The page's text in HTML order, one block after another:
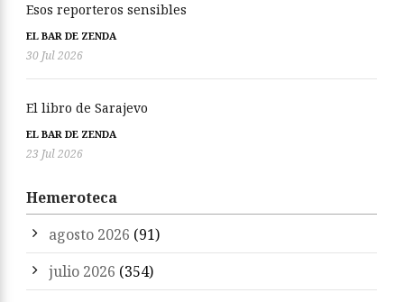
Esos reporteros sensibles
EL BAR DE ZENDA
30 Jul 2026
El libro de Sarajevo
EL BAR DE ZENDA
23 Jul 2026
Hemeroteca
agosto 2026 (91)
julio 2026 (354)